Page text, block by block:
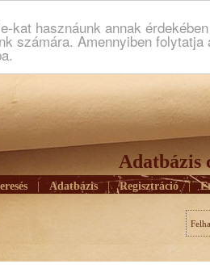
kat hasznáunk annak
számára. Amennyiben
Adatbázis
Adatbázis | Regisztráció |